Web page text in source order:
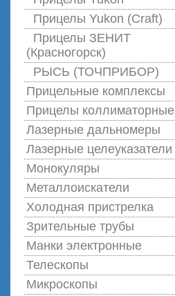
Прицелы Yukon (Craft)
Прицелы ЗЕНИТ
(Красногорск)
РЫСЬ (ТОЧПРИБОР)
Прицельные комплексы
Прицелы коллиматорные
Лазерные дальномеры
Лазерные целеуказатели
Монокуляры
Металлоискатели
Холодная пристрелка
Зрительные трубы
Манки электронные
Телескопы
Микроскопы